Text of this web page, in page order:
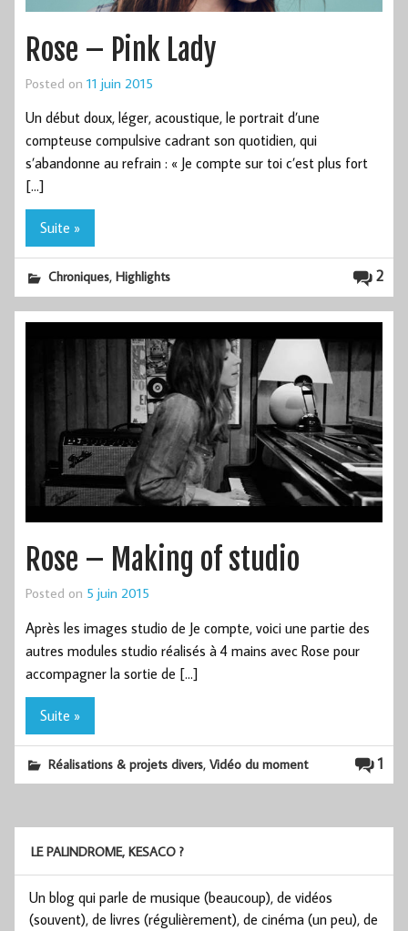
Rose – Pink Lady
Posted on 11 juin 2015
Un début doux, léger, acoustique, le portrait d’une
compteuse compulsive cadrant son quotidien, qui
s’abandonne au refrain : « Je compte sur toi c’est plus fort
[…]
Suite »
2
Chroniques,Highlights
Rose – Making of studio
Posted on 5 juin 2015
Après les images studio de Je compte, voici une partie des
autres modules studio réalisés à 4 mains avec Rose pour
accompagner la sortie de […]
Suite »
1
Réalisations & projets divers,Vidéo du moment
LE PALINDROME, KESACO ?
Un blog qui parle de musique (beaucoup), de vidéos
(souvent), de livres (régulièrement), de cinéma (un peu), de